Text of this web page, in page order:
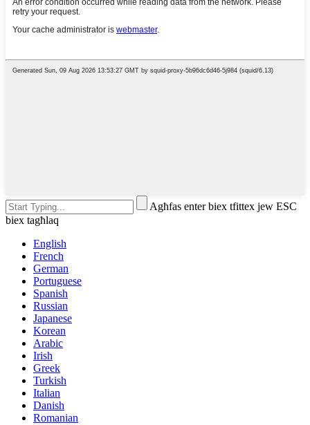
Agħfas enter biex tfittex jew ESC
biex tagħlaq
English
French
German
Portuguese
Spanish
Russian
Japanese
Korean
Arabic
Irish
Greek
Turkish
Italian
Danish
Romanian